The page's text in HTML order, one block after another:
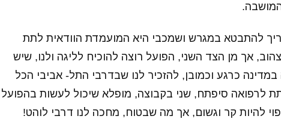
להתבטא במגרש ושמכבי היא המועמדת הוודאית לתת
אך מן הצד השני, הפועל רוצה להוכיח לליגה ולנו, שיש
כרגע וכמובן, להזכיר לנו שבדרבי התל- אביבי הכל
לרפואה סיפתח, שני בקבוצה, מופלא שיכול לעשות בהפועל
להיות קר וגשום, אך מה שבטוח, מחכה לנו דרבי לוהט!